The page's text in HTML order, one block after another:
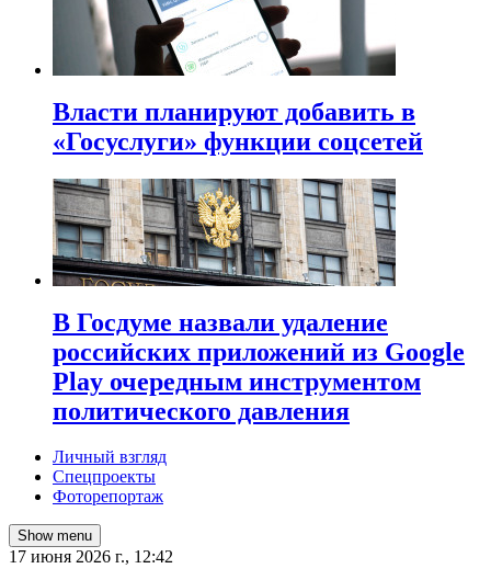
Власти планируют добавить в
«Госуслуги» функции соцсетей
В Госдуме назвали удаление
российских приложений из Google
Play очередным инструментом
политического давления
Личный взгляд
Спецпроекты
Фоторепортаж
Show menu
17 июня 2026 г., 12:42